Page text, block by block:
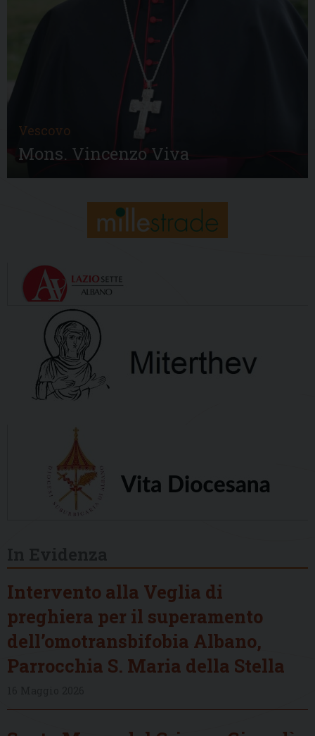
Vescovo
Mons. Vincenzo Viva
Intervento alla Veglia di
preghiera per il superamento
dell’omotransbifobia Albano,
Parrocchia S. Maria della Stella